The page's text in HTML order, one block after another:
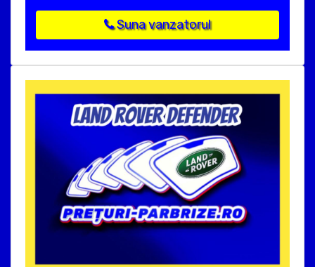
Suna vanzatorul